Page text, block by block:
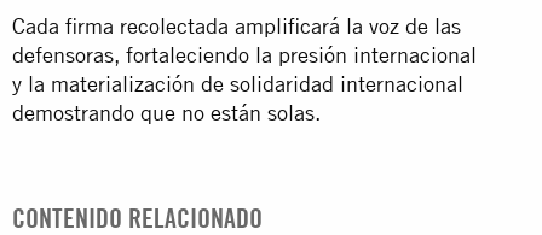
Cada firma recolectada amplificará la voz de las
defensoras, fortaleciendo la presión internacional
y la materialización de solidaridad internacional
demostrando que no están solas.
CONTENIDO RELACIONADO